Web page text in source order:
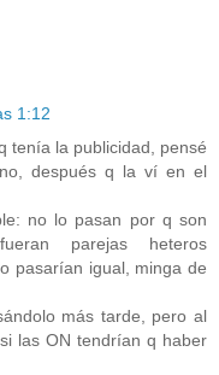
1:12
tenía la publicidad, pensé
después q la ví en el
no lo pasan por q son
parejas heteros
pasarían igual, minga de
más tarde, pero al
las ON tendrían q haber